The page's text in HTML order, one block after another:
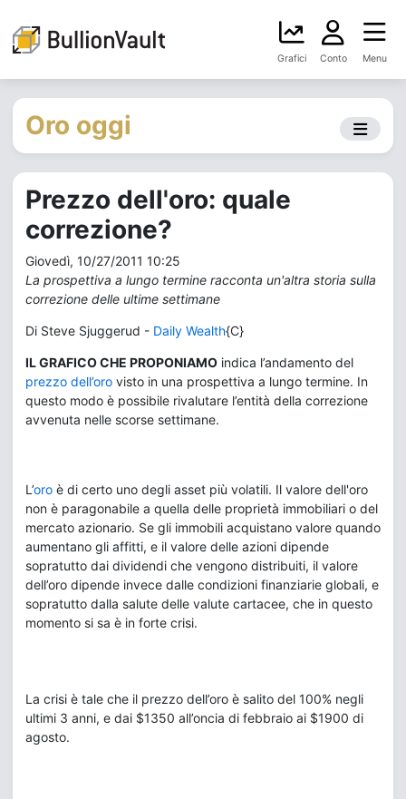
Grafici Conto Menu
Oro oggi
Prezzo dell'oro: quale
correzione?
Giovedì, 10/27/2011 10:25
La prospettiva a lungo termine racconta un'altra storia sulla
correzione delle ultime settimane
Di Steve Sjuggerud - Daily Wealth{C}
IL GRAFICO CHE PROPONIAMO indica l’andamento del
prezzo dell’oro visto in una prospettiva a lungo termine. In
questo modo è possibile rivalutare l’entità della correzione
avvenuta nelle scorse settimane.
L’oro è di certo uno degli asset più volatili. Il valore dell'oro
non è paragonabile a quella delle proprietà immobiliari o del
mercato azionario. Se gli immobili acquistano valore quando
aumentano gli affitti, e il valore delle azioni dipende
sopratutto dai dividendi che vengono distribuiti, il valore
dell’oro dipende invece dalle condizioni finanziarie globali, e
sopratutto dalla salute delle valute cartacee, che in questo
momento si sa è in forte crisi.
La crisi è tale che il prezzo dell’oro è salito del 100% negli
ultimi 3 anni, e dai $1350 all’oncia di febbraio ai $1900 di
agosto.